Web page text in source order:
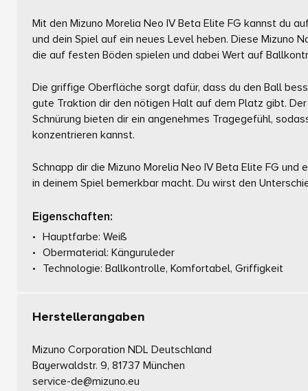
Mit den Mizuno Morelia Neo IV Beta Elite FG kannst du
und dein Spiel auf ein neues Level heben. Diese Mizuno
die auf festen Böden spielen und dabei Wert auf
Die griffige Oberfläche sorgt dafür, dass du den Ball
gute Traktion dir den nötigen Halt auf dem Platz gibt.
Schnürung bieten dir ein angenehmes Tragegefühl,
konzentrieren kannst.
Schnapp dir die Mizuno Morelia Neo IV Beta Elite FG
in deinem Spiel bemerkbar macht. Du wirst den
Eigenschaften:
Hauptfarbe: Weiß
Obermaterial: Känguruleder
Technologie: Ballkontrolle, Komfortabel, Griffigkeit
Herstellerangaben
Mizuno Corporation NDL Deutschland
Bayerwaldstr. 9, 81737 München
service-de@mizuno.eu